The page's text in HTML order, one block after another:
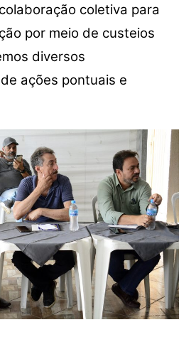
coletiva para
por meio de custeios
diversos
ações pontuais e